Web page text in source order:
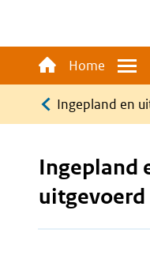
gaan
Main
navigation
Home Menu
Kruimelpad
Ingepland en
Ingepland